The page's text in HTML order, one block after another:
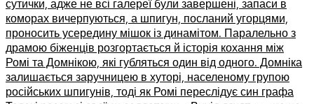
сутички, адже не всі галереї були завершені, запаси в
коморах вичерпуються, а шпигун, посланий угорцями,
проносить усередину мішок із динамітом. Паралельно з
драмою біженців розгортається й історія кохання між
Ромі та Домнікою, які губляться один від одного. Домніка
залишається заручницею в хуторі, населеному групою
російських шпигунів, тоді як Ромі переслідує син графа